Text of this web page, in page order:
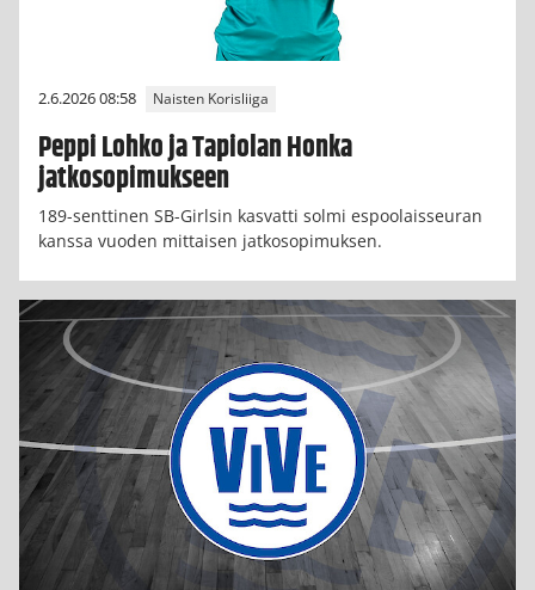
2.6.2026 08:58 Naisten Korisliiga
Peppi Lohko ja Tapiolan Honka
jatkosopimukseen
189-senttinen SB-Girlsin kasvatti solmi espoolaisseuran
kanssa vuoden mittaisen jatkosopimuksen.